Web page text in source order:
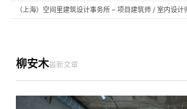
柳安木最新文章